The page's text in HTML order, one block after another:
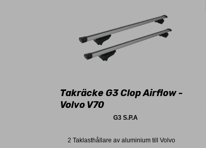
Takräcke G3 Clop Airflow -
Volvo V70
G3 S.P.A
2 Taklasthållare av aluminium till Volvo